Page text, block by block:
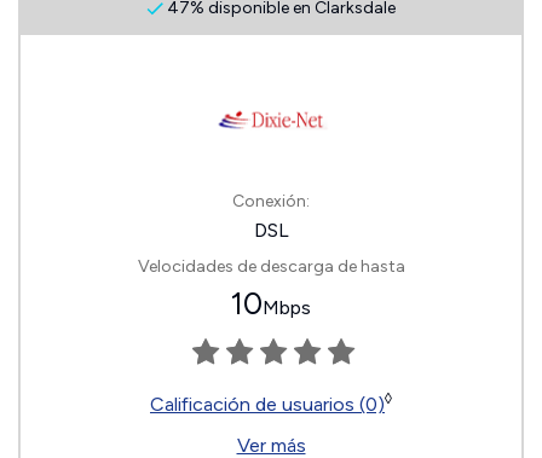
47% disponible en Clarksdale
Conexión:
DSL
Velocidades de descarga de hasta
10Mbps
Calificación de usuarios (0)◊
Ver más